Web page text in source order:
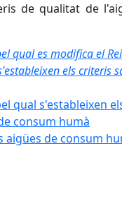
de qualitat de
qual es modifica el
els criteris
qual s'estableixen
consum humà
aigües de consum